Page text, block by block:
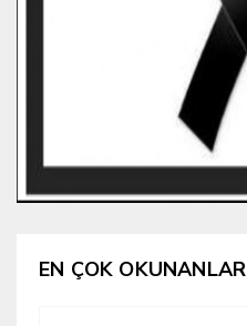
EN ÇOK OKUNANLAR